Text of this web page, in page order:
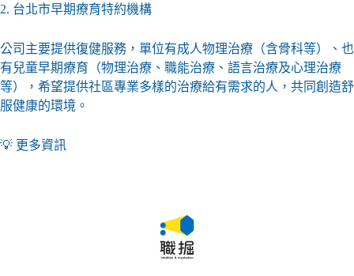
2. 台北市早期療育特約機構
公司主要提供復健服務，單位有成人物理治療（含骨科等）、也
有兒童早期療育（物理治療、職能治療、語言治療及心理治療
等），希望提供社區專業多樣的治療給有需求的人，共同創造舒
服健康的環境。
💡 更多資訊